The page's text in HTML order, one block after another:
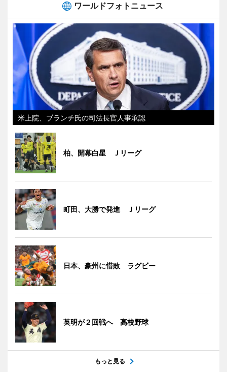
ワールドフォトニュース
米上院、ブランチ氏の司法長官人事承認
柏、開幕白星 Ｊリーグ
町田、大勝で発進 Ｊリーグ
日本、豪州に惜敗 ラグビー
英明が２回戦へ 高校野球
もっと見る